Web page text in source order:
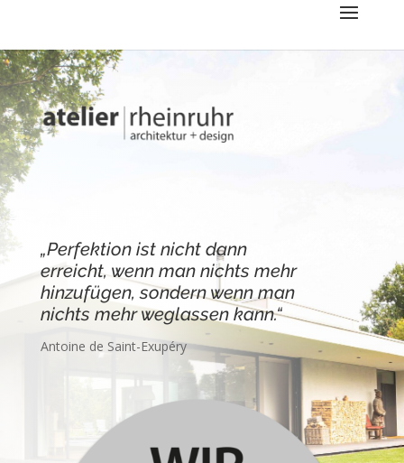
„Perfektion ist nicht dann
erreicht, wenn man nichts mehr
hinzufügen, sondern wenn man
nichts mehr weglassen kann.“
Antoine de Saint-Exupéry